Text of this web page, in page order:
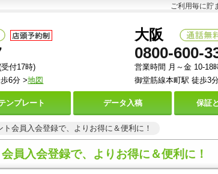
ご利用毎に貯
大阪
0800-600-
営業時間 月～金 10-18
御堂筋線本町駅 徒歩3
付17時)
6分 >地図
ンプレート データ入稿 保証と
ト会員入会登録で、よりお得に＆便利に！
員入会登録で、よりお得に＆便利に！